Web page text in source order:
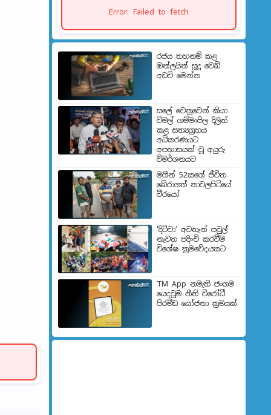
Error: Failed to fetch
රජය තහනම් කළ
ඔන්ලයින් සූදු වෙබ්
අඩවි මෙන්න
සලේ වෙනුවෙන් කියා
විමල් ගම්මංපිල දිලිත්
කළ සත්‍යග්‍රහය
අධිකරණයට
අපහාසයක් වූ අයුරු
විමර්ශනයට
මගීන් 52කගේ ජීවිත
බේරා­ගත් නාව­ල­පි­ටියේ
වීරයෝ
‘දිට්වා’ අවතැන් පවුල්
නැවත පදිංචි කරවීම
විශේෂ ක්‍රමවේදයකට
TM App නමැති ජංගම
යෙදවුම නීති විරෝධී
පිරමීඩ යෝජනා ක්‍රමයක්